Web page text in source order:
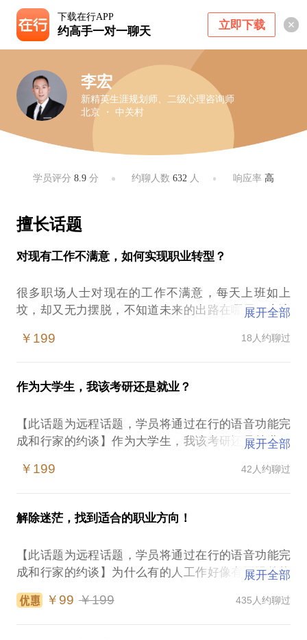
下载在行APP
约高手一对一聊天 立即下载
李宏
新精英生涯规划师、二级心理咨询师
北京 ・ 中关村
学员评分8.9 分 约聊人数632 人 响应率 高
擅长话题
对现有工作不满意，如何实现职业转型？
很多职场人士对现在的工作不满意，每天上班如上
坟，却又无力摆脱，不知道未来的出路在哪里？应该
既迷茫又焦虑。
的转型实现路径。
集20多年丰冨的职场经验，和600+职业转型的咨询案
够帮助你，成功走出当前工作困境，实现华丽转身，
展开全部
￥199 18人约聊过
作为大学生，我该考研还是就业？
【此话题为远程话题，学员将通过在行的语音功能完
成和行家的约谈】作为大学生，我该考研还是就业？
策， 正犹豫不决，拿不定主意，静不下心来去努力，
规划教学和咨询工作23年，是美国咨询师认证管理委
员会NBCC认证“全球生涯教练(BCC)”，任新精英“选
师，编写教育部第一本《大学生职业规划与就业指
导》教材，为浙江大学、中国传媒大学等十几所院校
学生指定教材。约谈会从以下几点进行：首先，帮助
展开全部
￥199 42人约聊过
解除迷茫，找到适合的职业方向！
【此话题为远程话题，学员将通过在行的语音功能完
成和行家的约谈】为什么有的人工作好像有无限的热
情、超强的能量和极大的满足感，而我却整天无精打
采、茫然无措或盲目地忙碌着、内心的焦虑、失落或
展开全部
￥99 ￥199 435人约聊过